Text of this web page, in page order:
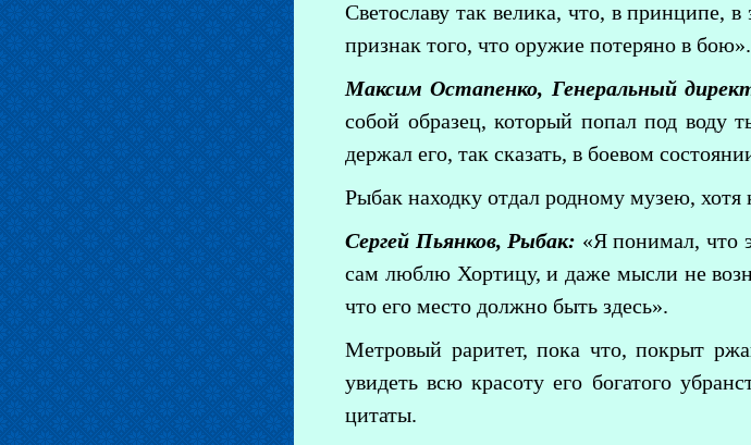
Светославу так велика, что, в принципе,
признак того, что оружие потеряно в бою».
Максим Остапенко, Генеральный
собой образец, который попал под воду
держал его, так сказать, в боевом
Рыбак находку отдал родному музею, хотя
Сергей Пьянков, Рыбак: «Я понимал, что
сам люблю Хортицу, и даже мысли не
что его место должно быть здесь».
Метровый раритет, пока что, покрыт
увидеть всю красоту его богатого
цитаты.